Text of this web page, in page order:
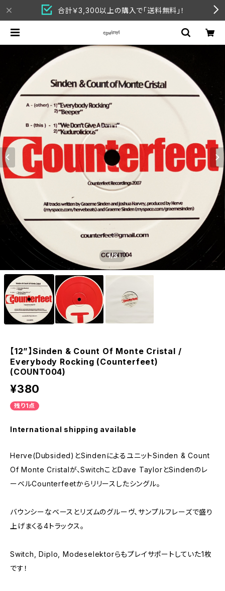
合計￥3,300以上の購入で「送料無料」！
1/3
【12”】Sinden & Count Of Monte Cristal /
Everybody Rocking (Counterfeet)
(COUNT004)
¥380
残り1点
International shipping available
Herve(Dubsided)とSindenによるユニットSinden & Count
Of Monte Cristalが、SwitchことDave TaylorとSindenのレ
ーベルCounterfeetからリリースしたシングル。
バウンシーなベースとリズムのグルーヴ、サンプルフレーズで盛り
上げまくる4トラックス。
Switch, Diplo, Modeselektorらもプレイサポートしていた1枚
です！